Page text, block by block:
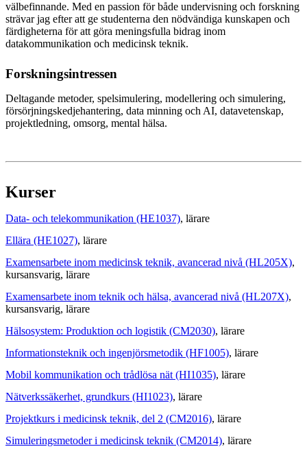
välbefinnande. Med en passion för både undervisning och forskning
strävar jag efter att ge studenterna den nödvändiga kunskapen och
färdigheterna för att göra meningsfulla bidrag inom
datakommunikation och medicinsk teknik.
Forskningsintressen
Deltagande metoder, spelsimulering, modellering och simulering,
försörjningskedjehantering, data minning och AI, datavetenskap,
projektledning, omsorg, mental hälsa.
Kurser
Data- och telekommunikation (HE1037), lärare
Ellära (HE1027), lärare
Examensarbete inom medicinsk teknik, avancerad nivå (HL205X),
kursansvarig, lärare
Examensarbete inom teknik och hälsa, avancerad nivå (HL207X),
kursansvarig, lärare
Hälsosystem: Produktion och logistik (CM2030), lärare
Informationsteknik och ingenjörsmetodik (HF1005), lärare
Mobil kommunikation och trådlösa nät (HI1035), lärare
Nätverkssäkerhet, grundkurs (HI1023), lärare
Projektkurs i medicinsk teknik, del 2 (CM2016), lärare
Simuleringsmetoder i medicinsk teknik (CM2014), lärare